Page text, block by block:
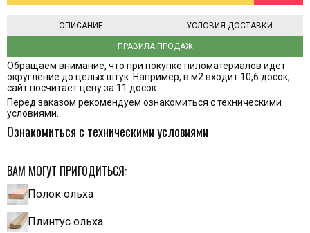
ПРАВИЛА ПРОДАЖ
ОПИСАНИЕ УСЛОВИЯ ДОСТАВКИ
Обращаем внимание, что при покупке пиломатериалов идет
округление до целых штук. Например, в м2 входит 10,6 досок,
сайт посчитает цену за 11 досок.
Перед заказом рекомендуем ознакомиться с техническими
условиями.
Ознакомиться с техническими условиями
ВАМ МОГУТ ПРИГОДИТЬСЯ:
Полок ольха
Плинтус ольха